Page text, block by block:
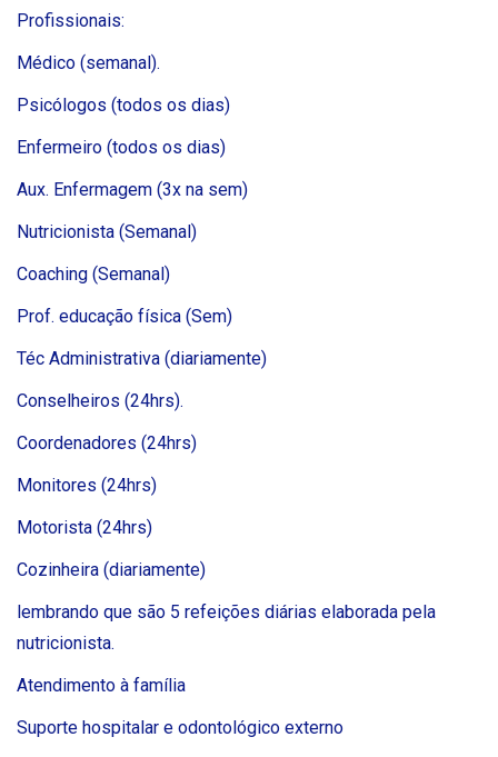
Profissionais:
Médico (semanal).
Psicólogos (todos os dias)
Enfermeiro (todos os dias)
Aux. Enfermagem (3x na sem)
Nutricionista (Semanal)
Coaching (Semanal)
Prof. educação física (Sem)
Téc Administrativa (diariamente)
Conselheiros (24hrs).
Coordenadores (24hrs)
Monitores (24hrs)
Motorista (24hrs)
Cozinheira (diariamente)
lembrando que são 5 refeições diárias elaborada pela
nutricionista.
Atendimento à família
Suporte hospitalar e odontológico externo